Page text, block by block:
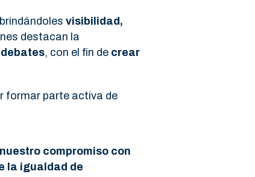
visibilidad,
destacan la
, con el fin de crear
formar parte activa de
compromiso con
la igualdad de